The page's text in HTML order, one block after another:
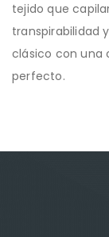
tejido que
transpirabilidad
clásico con una
perfecto.